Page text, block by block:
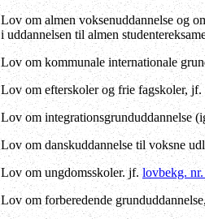
Lov om almen voksenuddannelse og
i uddannelsen til almen
Lov om kommunale internationale
Lov om efterskoler og frie fagskoler, jf.
Lov om integrationsgrunduddannelse
Lov om danskuddannelse til voksne
Lov om ungdomsskoler. jf.lovbekg.
Lov om forberedende